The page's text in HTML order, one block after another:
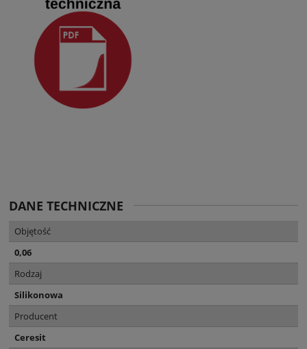
DANE TECHNICZNE
Objętość
0,06
Rodzaj
Silikonowa
Producent
Ceresit